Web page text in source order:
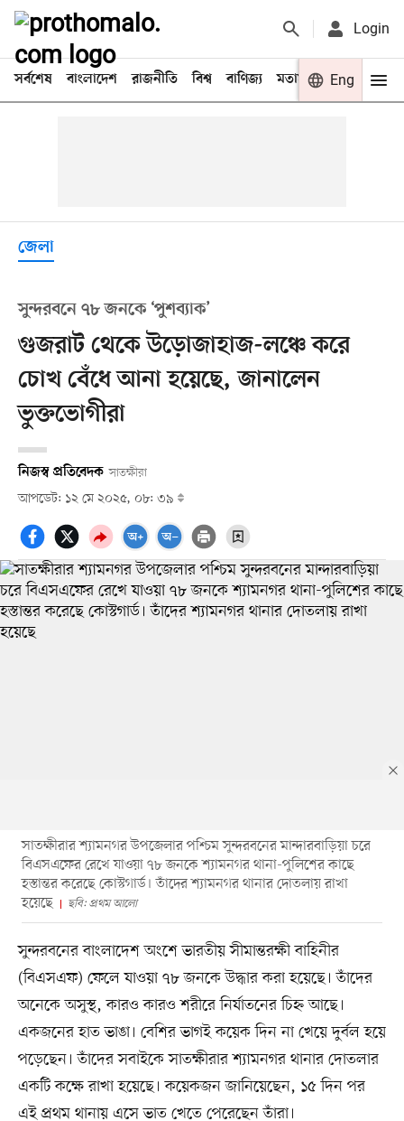
Login
সর্বশেষ বাংলাদেশ রাজনীতি বিশ্ব বাণিজ্য মতামত খেলা
Eng
জেলা
সুন্দরবনে ৭৮ জনকে ‘পুশব্যাক’
গুজরাট থেকে উড়োজাহাজ-লঞ্চে করে
চোখ বেঁধে আনা হয়েছে, জানালেন
ভুক্তভোগীরা
নিজস্ব প্রতিবেদক সাতক্ষীরা
আপডেট: ১২ মে ২০২৫, ০৮: ৩৯
সাতক্ষীরার শ্যামনগর উপজেলার পশ্চিম সুন্দরবনের মান্দারবাড়িয়া চরে
বিএসএফের রেখে যাওয়া ৭৮ জনকে শ্যামনগর থানা-পুলিশের কাছে
হস্তান্তর করেছে কোস্টগার্ড। তাঁদের শ্যামনগর থানার দোতলায় রাখা
হয়েছে
ছবি: প্রথম আলো
সুন্দরবনের বাংলাদেশ অংশে ভারতীয় সীমান্তরক্ষী বাহিনীর
(বিএসএফ) ফেলে যাওয়া ৭৮ জনকে উদ্ধার করা হয়েছে। তাঁদের
অনেকে অসুস্থ, কারও কারও শরীরে নির্যাতনের চিহ্ন আছে।
একজনের হাত ভাঙা। বেশির ভাগই কয়েক দিন না খেয়ে দুর্বল হয়ে
পড়েছেন। তাঁদের সবাইকে সাতক্ষীরার শ্যামনগর থানার দোতলার
একটি কক্ষে রাখা হয়েছে। কয়েকজন জানিয়েছেন, ১৫ দিন পর
এই প্রথম থানায় এসে ভাত খেতে পেরেছেন তাঁরা।